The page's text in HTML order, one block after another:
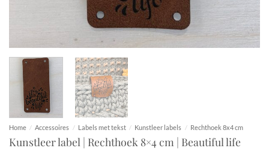
Home / Accessoires / Labels met tekst / Kunstleer labels / Rechthoek 8x4 cm
Kunstleer label | Rechthoek 8×4 cm | Beautiful life